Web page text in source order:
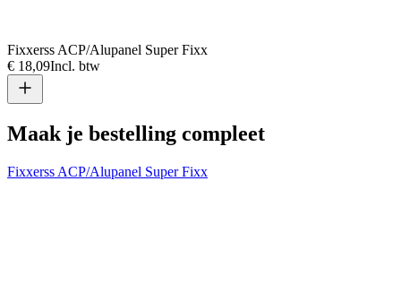
Fixxerss ACP/Alupanel Super Fixx
€ 18,09Incl. btw
Maak je bestelling compleet
Fixxerss ACP/Alupanel Super Fixx